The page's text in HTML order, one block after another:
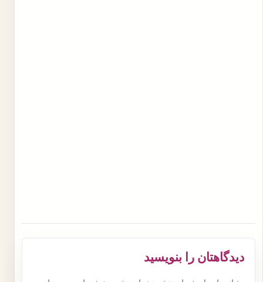
دیدگاهتان را بنویسید